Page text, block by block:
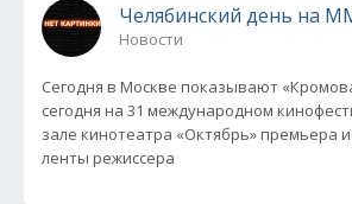
Челябинский день на
Новости
Сегодня в Москве показывают
сегодня на 31 международном
зале кинотеатра «Октябрь» премьера
ленты режиссера